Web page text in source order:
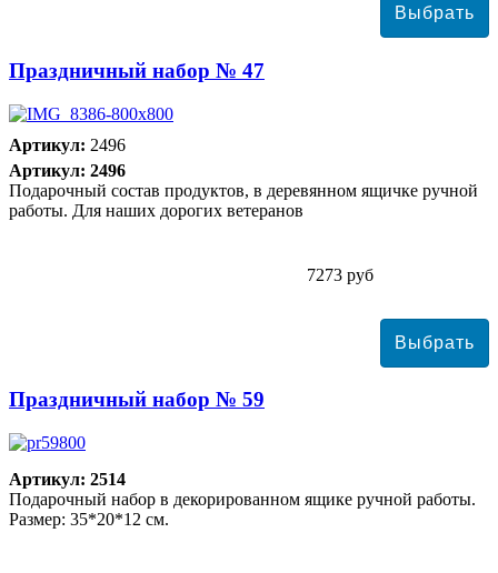
Праздничный набор № 47
Артикул: 2496
Артикул: 2496
Подарочный состав продуктов, в деревянном ящичке ручной
работы. Для наших дорогих ветеранов
7273 руб
Праздничный набор № 59
Артикул: 2514
Подарочный набор в декорированном ящике ручной работы.
Размер: 35*20*12 см.